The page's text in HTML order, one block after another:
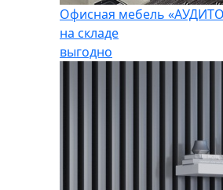
Офисная мебель
на складе
выгодно